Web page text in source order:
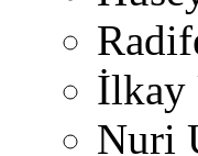
İlkay
Nuri